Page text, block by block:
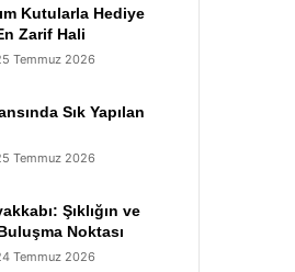
Kutularla Hediye
Zarif Hali
Temmuz 2026
Sık Yapılan
Temmuz 2026
Şıklığın ve
Noktası
Temmuz 2026